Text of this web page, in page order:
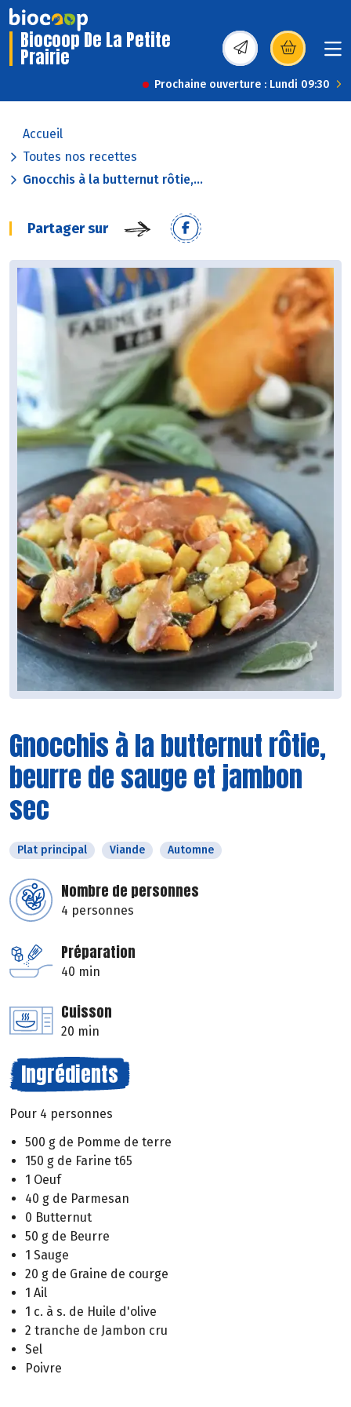
Biocoop De La Petite
Prairie (s’ouvre dans une
Prochaine ouverture : Lundi 09:30
Accueil
Toutes nos recettes
Gnocchis à la butternut rôtie,...
Partager sur
Gnocchis à la butternut rôtie,
beurre de sauge et jambon
sec
Plat principal Viande Automne
Nombre de personnes
4 personnes
Préparation
40 min
Cuisson
20 min
Ingrédients
Pour 4 personnes
500 g de Pomme de terre
150 g de Farine t65
1 Oeuf
40 g de Parmesan
0 Butternut
50 g de Beurre
1 Sauge
20 g de Graine de courge
1 Ail
1 c. à s. de Huile d'olive
2 tranche de Jambon cru
Sel
Poivre